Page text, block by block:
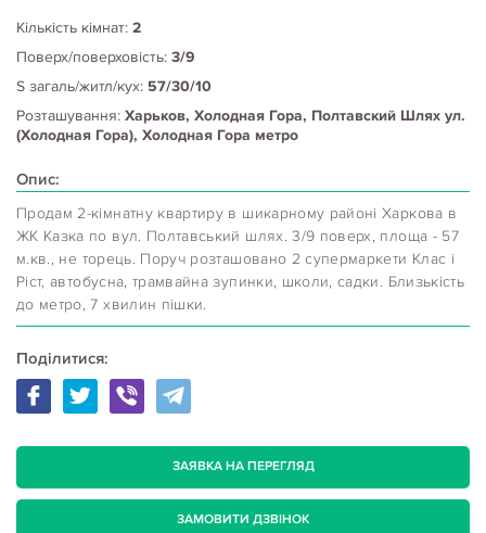
Кількість кімнат: 2
Поверх/поверховість: 3/9
S загаль/житл/кух: 57/30/10
Розташування: Харьков, Холодная Гора, Полтавский Шлях ул.
(Холодная Гора), Холодная Гора метро
Опис:
Продам 2-кімнатну квартиру в шикарному районі Харкова в
ЖК Казка по вул. Полтавський шлях. 3/9 поверх, площа - 57
м.кв., не торець. Поруч розташовано 2 супермаркети Клас і
Ріст, автобусна, трамвайна зупинки, школи, садки. Близькість
до метро, 7 хвилин пішки.
Поділитися:
ЗАЯВКА НА ПЕРЕГЛЯД
ЗАМОВИТИ ДЗВІНОК